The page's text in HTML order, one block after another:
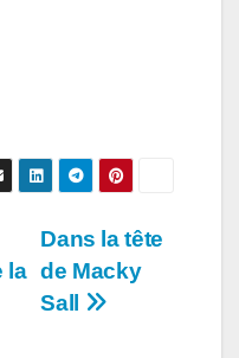
Dans la tête
de Macky
Sall
la